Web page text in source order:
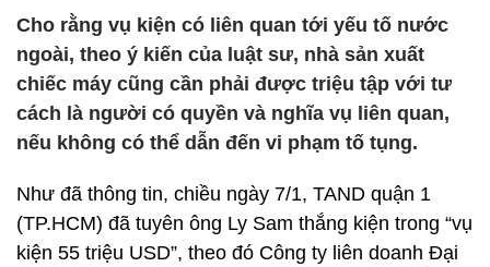
Cho rằng vụ kiện có liên quan tới yếu tố nước
ngoài, theo ý kiến của luật sư, nhà sản xuất
chiếc máy cũng cần phải được triệu tập với tư
cách là người có quyền và nghĩa vụ liên quan,
nếu không có thể dẫn đến vi phạm tố tụng.
Như đã thông tin, chiều ngày 7/1, TAND quận 1
(TP.HCM) đã tuyên ông Ly Sam thắng kiện trong “vụ
kiện 55 triệu USD”, theo đó Công ty liên doanh Đại